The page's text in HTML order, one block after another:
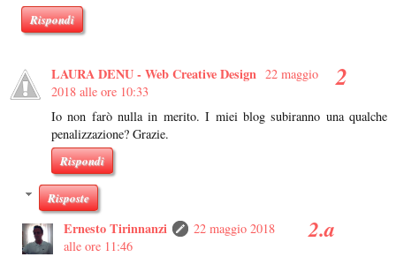
Rispondi
LAURA DENU - Web Creative Design 22 maggio
2018 alle ore 10:33
Io non farò nulla in merito. I miei blog subiranno una qualche
penalizzazione? Grazie.
Rispondi
Risposte
Ernesto Tirinnanzi
22 maggio 2018
alle ore 11:46